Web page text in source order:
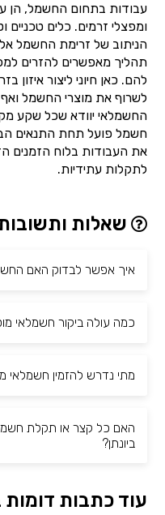
עבודות בתחום החשמל, הן
ומפצלי זרמים. כלים טכניים
הניתוב של זרימת החשמל
תהליך מאפשרים להזרים
להם. כאן חיוני ליצור
לשרוף את מוצרי החשמל
החשמלאי יוודא שכל שקע
חשמל פועל תחת התנאים
את העבודות בלוח הזמנים
לתקלות עתידיות.
שאלות
איך אפשר לבדוק האם
כמה עולה ביקור חשמלאי
מתי נדרש להזמין חשמלאי
האם כל קצר או תקלת
ביונתן?
עוד כתבות